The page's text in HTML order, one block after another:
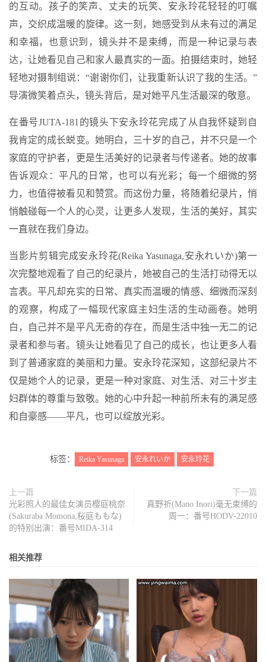
的互动。孩子的笑声、丈夫的玩笑、安永玲花轻轻的叮嘱
声，交织成温暖的旋律。这一刻，她感受到从未有过的满足
和幸福，也意识到，镜头并不是束缚，而是一种记录与表
达，让她看见自己和家人最真实的一面。拍摄结束时，她轻
轻地对摄制组说：“谢谢你们，让我重新认识了我的生活。”
导演微笑着点头，镜头背后，是对她平凡生活最深的敬意。
在番号JUTA-181的镜头下安永玲花完成了从自我怀疑到自
我肯定的成长蜕变。她明白，三十岁的自己，并不只是一个
家庭的守护者，更是生活美好的记录者与传递者。她的故事
告诉观众：平凡的日常，也可以有光彩；每一个细微的努
力，也值得被看见和赞赏。而这份力量，将随着纪录片，悄
悄触碰每一个人的心灵，让更多人发现，生活的美好，其实
一直就在我们身边。
当影片剪辑完成安永玲花(Reika Yasunaga,安永れいか)第一
次完整地观看了自己的纪录片，她被自己的生活打动得无以
言表。平凡却充实的日常、真实而温暖的情感、细微而深刻
的观察，构成了一幅现代家庭主妇生活的生动画卷。她明
白，自己并不是平凡无奇的存在，而是生活中独一无二的记
录者和参与者。镜头让她看见了自己的成长，也让更多人看
到了普通家庭的美丽和力量。安永玲花深知，这部纪录片不
仅是她个人的记录，更是一种对家庭、对生活、对三十岁主
妇群体的尊重与致敬。她的心中升起一种前所未有的满足感
和自豪感——平凡，也可以绽放光彩。
标签： Reika Yasunaga 安永れいか 安永玲花
上一篇
光彩照人的最佳女演员樱庭桃奈
(Sakuraba Momona,桜庭ももな)
的特别出演：番号MIDA-314
下一篇
真野祈(Mano Inori)毫无束缚的
周一：番号HODV-22010
相关推荐